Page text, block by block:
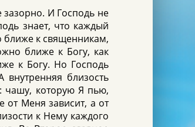
зазорно. И Господь не
знает, что каждый
ближе к священникам,
ближе к Богу, как
к Богу. Но Господь
близость
чашу, которую Я пью,
от Меня зависит, а от
к Нему каждого